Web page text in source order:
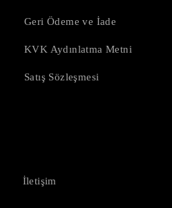
Geri Ödeme ve İade
KVK Aydınlatma Metni
Satış Sözleşmesi
İletişim